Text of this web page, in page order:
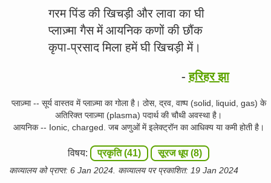
गरम पिंड की खिचड़ी और लावा का घी
प्लाज़्मा गैस में आयनिक कणों की छौंक
कृपा-प्रसाद मिला हमें घी खिचड़ी में।
-हरिहर झा
प्लाज़्मा -- सूर्य वास्तव में प्लाज़्मा का गोला है। ठोस, द्रव, वाष्प (solid, liquid, gas) के
अतिरिक्त प्लाज़्मा (plasma) पदार्थ की चौथी अवस्था है।
आयनिक -- Ionic, charged. जब अणुओं में इलेक्ट्रॉन का आधिक्य या कमी होती है।
विषय: प्रकृति (41) सूरज धूप (8)
काव्यालय को प्राप्त: 6 Jan 2024. काव्यालय पर प्रकाशित: 19 Jan 2024